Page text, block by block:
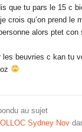
que tu pars le 15 c
crois qu’on prend le
alors ptet con
les beuvries c kan tu
au sujet
Sydney Nov